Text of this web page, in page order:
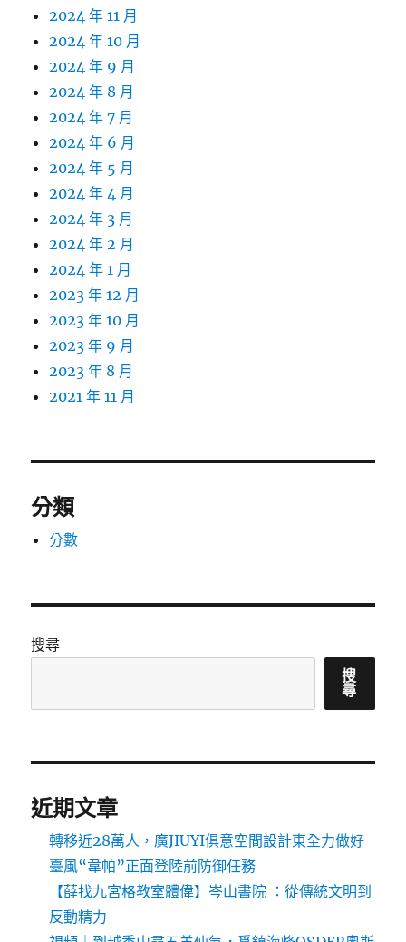
2024 年 11 月
2024 年 10 月
2024 年 9 月
2024 年 8 月
2024 年 7 月
2024 年 6 月
2024 年 5 月
2024 年 4 月
2024 年 3 月
2024 年 2 月
2024 年 1 月
2023 年 12 月
2023 年 10 月
2023 年 9 月
2023 年 8 月
2021 年 11 月
分類
分數
搜尋
搜
尋
近期文章
轉移近28萬人，廣JIUYI俱意空間設計東全力做好
臺風“韋帕”正面登陸前防御任務
【薛找九宮格教室體偉】岑山書院 ：從傳統文明到
反動精力